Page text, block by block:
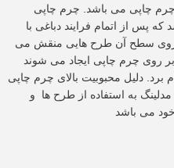
چرم چاپی می باشد. چرم چاپی
پس از اتمام فرایند دباغی با
روی سطح آن طرح هایی منقش می
روی چرم چاپی ایجاد می شوند
برد. دلیل محبوبیت بالای چرم چاپی
به استفاده از طرح ها و